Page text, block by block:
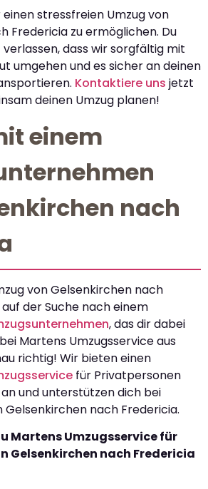
einen stressfreien Umzug von
Fredericia zu ermöglichen. Du
dass wir sorgfältig mit
umgehen und es sicher an deinen
Kontaktiere uns jetzt
deinen Umzug planen!
einem
nach
von Gelsenkirchen nach
der Suche nach einem
, das dir dabei
Martens Umzugsservice aus
richtig! Wir bieten einen
für Privatpersonen
und unterstützen dich bei
Gelsenkirchen nach Fredericia.
Martens Umzugsservice für
Gelsenkirchen nach Fredericia